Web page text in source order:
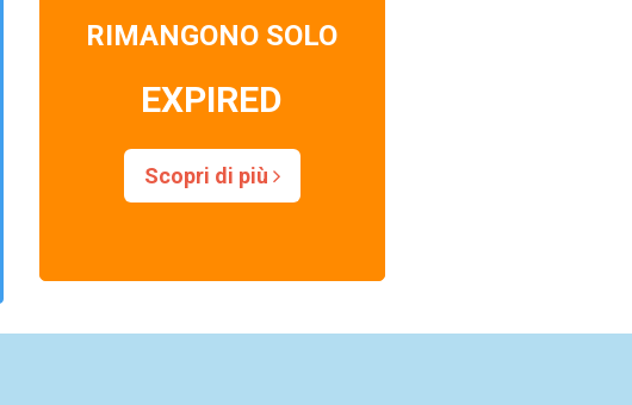
RIMANGONO SOLO
EXPIRED
Scopri di più